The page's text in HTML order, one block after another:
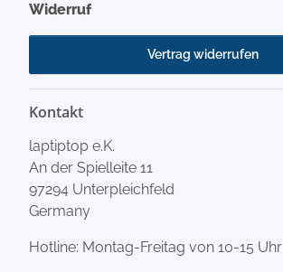
Widerruf
Vertrag widerrufen
Kontakt
laptiptop e.K.
An der Spielleite 11
97294 Unterpleichfeld
Germany
Hotline: Montag-Freitag von 10-15 Uhr